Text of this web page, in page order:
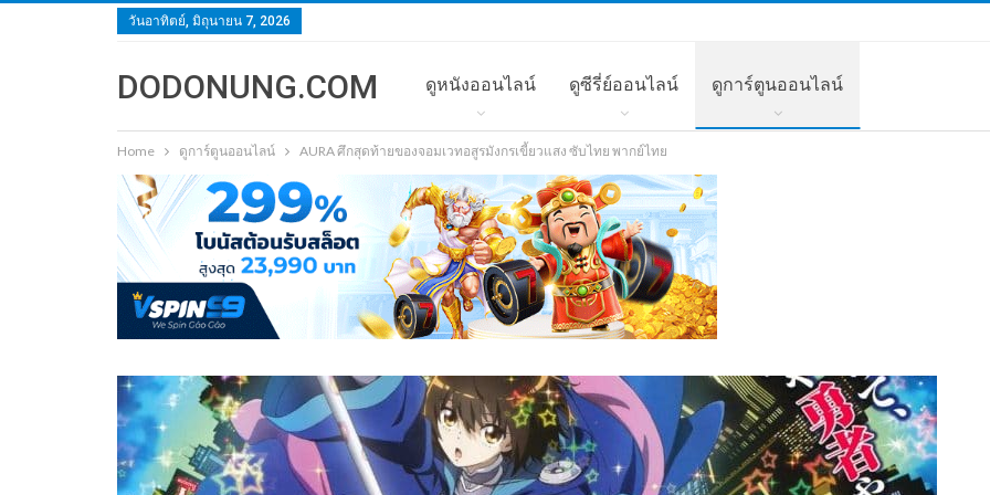
วันอาทิตย์, มิถุนายน 7, 2026
DODONUNG.COM ดูหนังออนไลน์ ดูซีรี่ย์ออนไลน์ ดูการ์ตูนออนไลน์
Home ดูการ์ตูนออนไลน์ AURA ศึกสุดท้ายของจอมเวทอสูรมังกรเขี้ยวแสง ซับไทย พากย์ไทย